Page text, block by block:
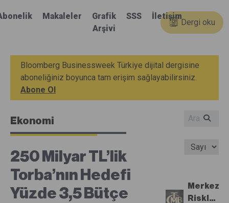
Makaleler
Grafik
Arşivi
SSS İletişim
Dergi oku
Bloomberg Businessweek Türkiye dijital dergisine
aboneliğiniz boyunca tam erişim sağlayabilirsiniz.
Abone Ol
Ekonomi
250 Milyar TL’lik
Torba’nın Hedefi
Yüzde 3,5 Bütçe
Merkez,
Risklere